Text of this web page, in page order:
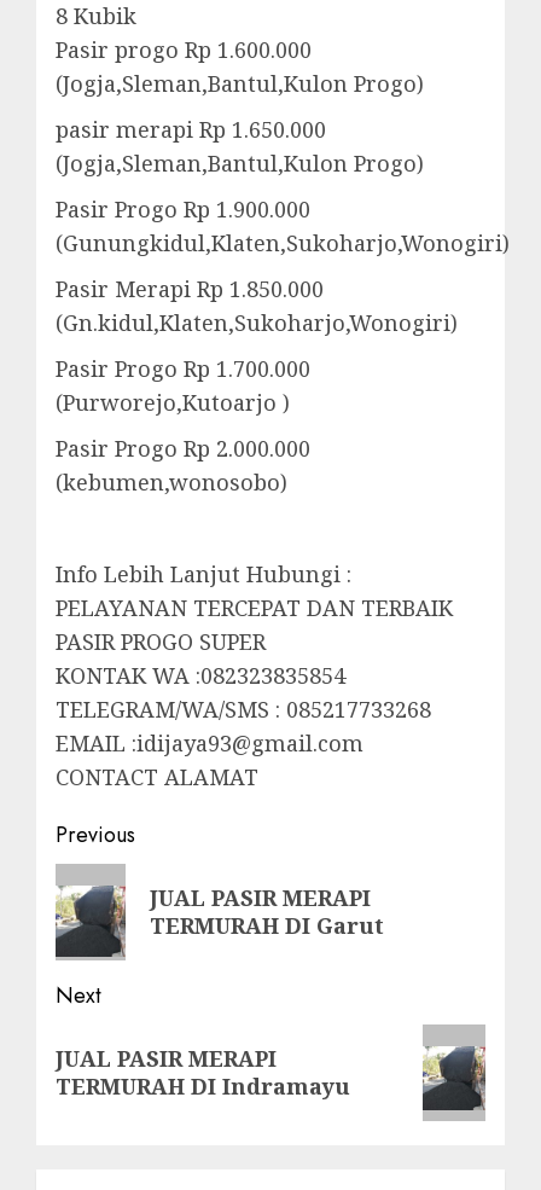
8 Kubik
Pasir progo Rp 1.600.000
(Jogja,Sleman,Bantul,Kulon Progo)
pasir merapi Rp 1.650.000
(Jogja,Sleman,Bantul,Kulon Progo)
Pasir Progo Rp 1.900.000
(Gunungkidul,Klaten,Sukoharjo,Wonogiri)
Pasir Merapi Rp 1.850.000
(Gn.kidul,Klaten,Sukoharjo,Wonogiri)
Pasir Progo Rp 1.700.000
(Purworejo,Kutoarjo )
Pasir Progo Rp 2.000.000
(kebumen,wonosobo)
Info Lebih Lanjut Hubungi :
PELAYANAN TERCEPAT DAN TERBAIK
PASIR PROGO SUPER
KONTAK WA :082323835854
TELEGRAM/WA/SMS : 085217733268
EMAIL :idijaya93@gmail.com
CONTACT ALAMAT
Post
navigation
Previous
Previous
post:
JUAL PASIR MERAPI
TERMURAH DI Garut
Next
post:
JUAL PASIR MERAPI
TERMURAH DI Indramayu